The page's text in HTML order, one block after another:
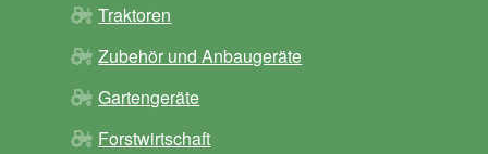
Traktoren
Zubehör und Anbaugeräte
Gartengeräte
Forstwirtschaft